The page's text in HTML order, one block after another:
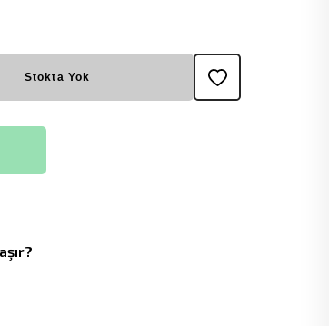
Stokta Yok